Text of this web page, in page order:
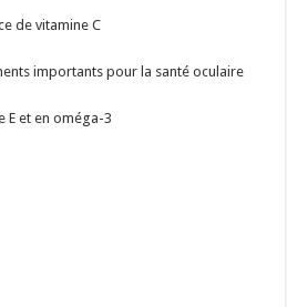
de vitamine C
importants pour la santé oculaire
E et en oméga-3